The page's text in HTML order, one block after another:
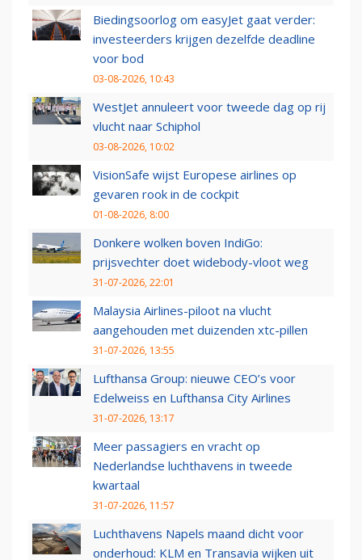
Biedingsoorlog om easyJet gaat verder:
investeerders krijgen dezelfde deadline
voor bod
03-08-2026, 10:43
WestJet annuleert voor tweede dag op rij
vlucht naar Schiphol
03-08-2026, 10:02
VisionSafe wijst Europese airlines op
gevaren rook in de cockpit
01-08-2026, 8:00
Donkere wolken boven IndiGo:
prijsvechter doet widebody-vloot weg
31-07-2026, 22:01
Malaysia Airlines-piloot na vlucht
aangehouden met duizenden xtc-pillen
31-07-2026, 13:55
Lufthansa Group: nieuwe CEO’s voor
Edelweiss en Lufthansa City Airlines
31-07-2026, 13:17
Meer passagiers en vracht op
Nederlandse luchthavens in tweede
kwartaal
31-07-2026, 11:57
Luchthavens Napels maand dicht voor
onderhoud: KLM en Transavia wijken uit